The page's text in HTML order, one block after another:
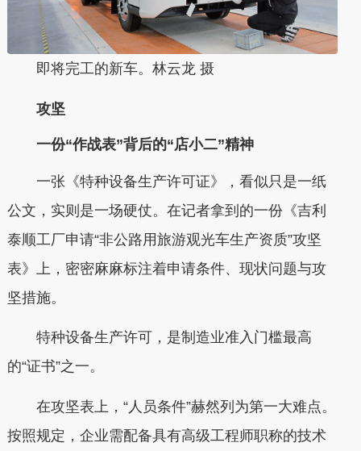
即将完工的新车。林云龙 摄
攻坚
一份“作战表”背后的“店小二”精神
一张《特种设备生产许可证》，看似只是一纸
公文，实则是一场硬仗。在记者拿到的一份《吉利
泰顺工厂申请“非公路用旅游观光车生产资质”攻坚
表》上，密密麻麻标注着申请条件、现状问题与攻
坚措施。
特种设备生产许可，是制造业准入门槛最高
的“证书”之一。
在攻坚表上，“人员条件”赫然列为第一大难点。
按照规定，企业需配备具有高级工程师职称的技术